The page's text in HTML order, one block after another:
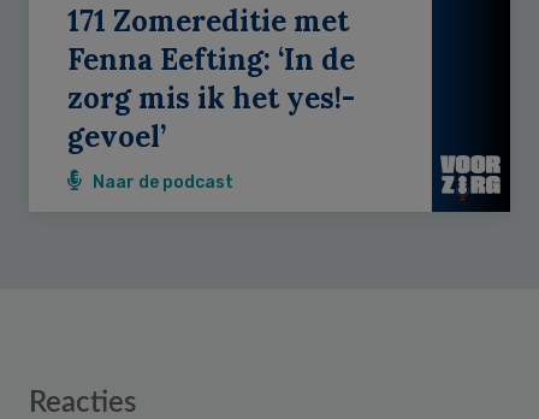
171 Zomereditie met
Fenna Eefting: ‘In de
zorg mis ik het yes!-
gevoel’
Naar de podcast
Reader
Reacties